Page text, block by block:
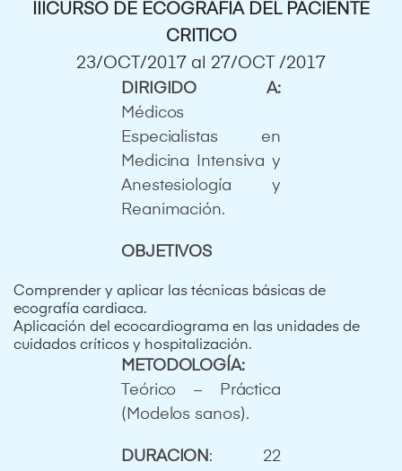
IIICURSO DE ECOGRAFIA DEL PACIENTE
CRITICO
23/OCT/2017 al 27/OCT /2017
DIRIGIDO A:
Médicos
Especialistas en
Medicina Intensiva y
Anestesiología y
Reanimación.
OBJETIVOS
Comprender y aplicar las técnicas básicas de
ecografía cardiaca.
Aplicación del ecocardiograma en las unidades de
cuidados críticos y hospitalización.
METODOLOGÍA:
Teórico – Práctica
(Modelos sanos).
DURACION : 22